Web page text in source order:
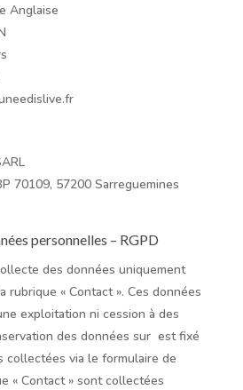
Anglaise
70109, 57200 Sarreguemines
personnelles – RGPD
des données uniquement
rubrique « Contact ». Ces données
exploitation ni cession à des
des données sur est fixé
collectées via le formulaire de
« Contact » sont collectées